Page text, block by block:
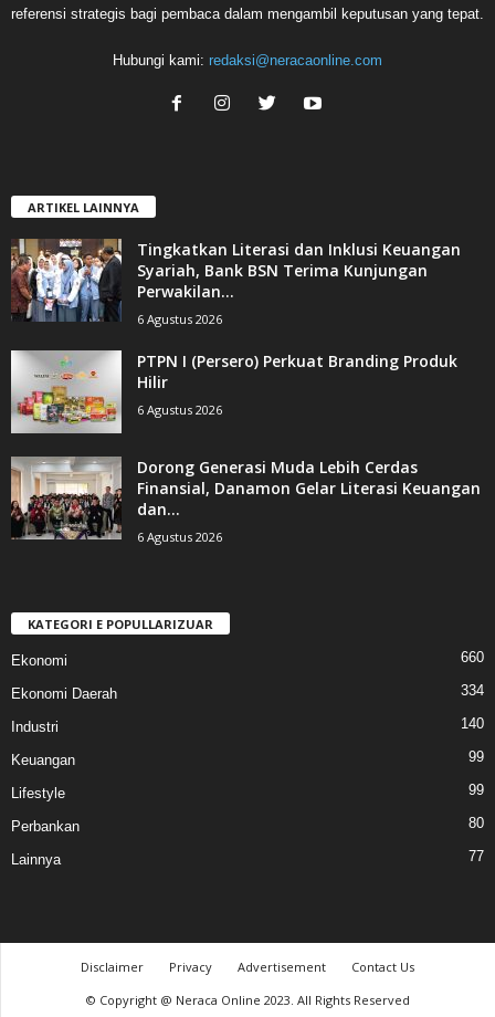
referensi strategis bagi pembaca dalam mengambil keputusan yang tepat.
Hubungi kami: redaksi@neracaonline.com
ARTIKEL LAINNYA
Tingkatkan Literasi dan Inklusi Keuangan
Syariah, Bank BSN Terima Kunjungan
Perwakilan...
6 Agustus 2026
PTPN I (Persero) Perkuat Branding Produk
Hilir
6 Agustus 2026
Dorong Generasi Muda Lebih Cerdas
Finansial, Danamon Gelar Literasi Keuangan
dan...
6 Agustus 2026
KATEGORI E POPULLARIZUAR
Ekonomi 660
Ekonomi Daerah 334
Industri 140
Keuangan 99
Lifestyle 99
Perbankan 80
Lainnya 77
Disclaimer Privacy Advertisement
Contact Us
© Copyright @ Neraca Online 2023. All Rights Reserved